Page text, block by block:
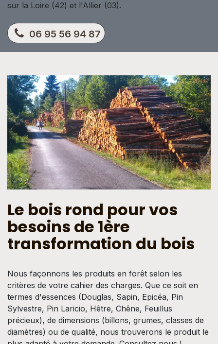
sur la Loire (42) et l'Allier (03).
06 95 56 94 87
Le bois rond pour vos
besoins de 1ère
transformation du bois
Nous façonnons les produits en forêt selon les
critères de votre cahier des charges. Que ce soit en
termes d'essences (Douglas, Sapin, Epicéa, Pin
Sylvestre, Pin Laricio, Hêtre, Chêne, Feuillus
précieux), de dimensions (billons, grumes, classes de
diamètres) ou de qualité, nous trouverons le produit le